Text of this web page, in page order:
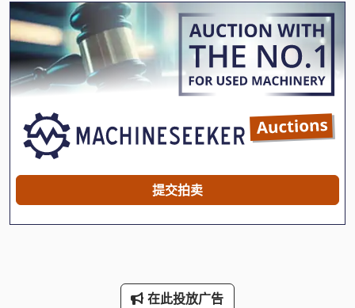
Tur 560
冲床 车间
医用 钳
地板 车
工具 车
机械 车床
提交拍卖
在此投放广告